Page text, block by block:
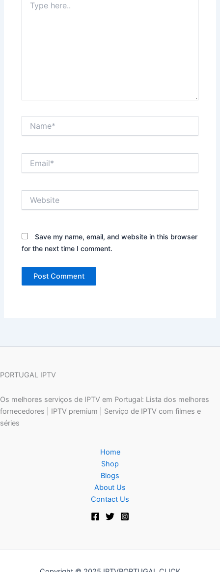
here..
Save my name, email, and website in this browser
for the next time I comment.
PORTUGAL IPTV
Os melhores serviços de IPTV em Portugal: Lista dos melhores
fornecedores | IPTV premium | Serviço de IPTV com filmes e
séries
Home
Shop
Blogs
About Us
Contact Us